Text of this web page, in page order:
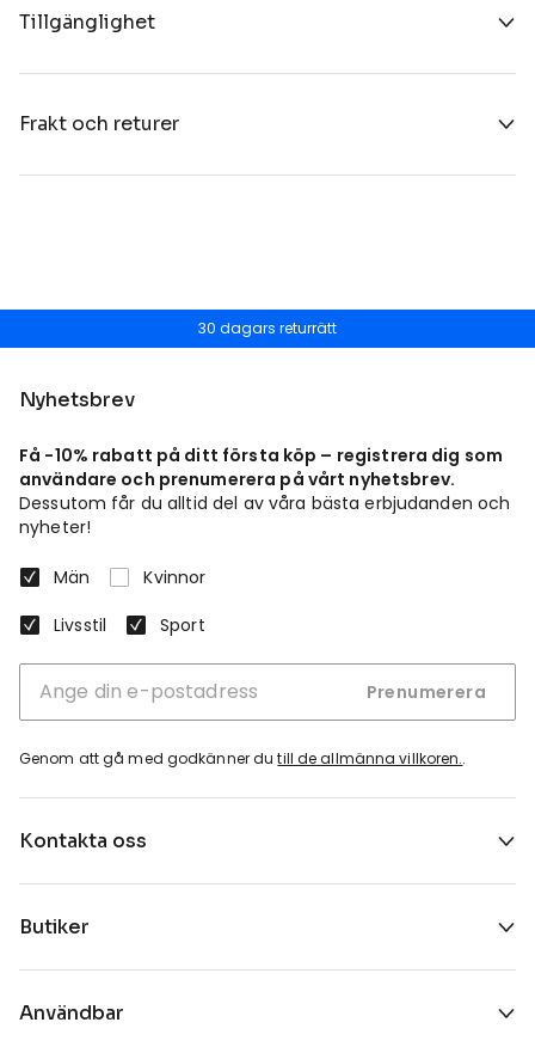
Tillgänglighet
Frakt och returer
30 dagars returrätt
Nyhetsbrev
Få -10% rabatt på ditt första köp – registrera dig som
användare och prenumerera på vårt nyhetsbrev.
Dessutom får du alltid del av våra bästa erbjudanden och
nyheter!
Män
Kvinnor
Livsstil
Sport
Prenumerera
Genom att gå med godkänner dutill de allmänna villkoren..
Kontakta oss
Butiker
Användbar